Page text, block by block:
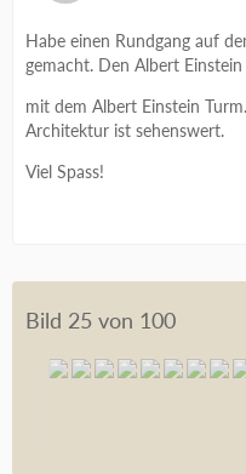
Habe einen Rundgang auf
gemacht. Den Albert
mit dem Albert Einstein
Architektur ist sehenswert.
Viel Spass!
Bild 25 von 100